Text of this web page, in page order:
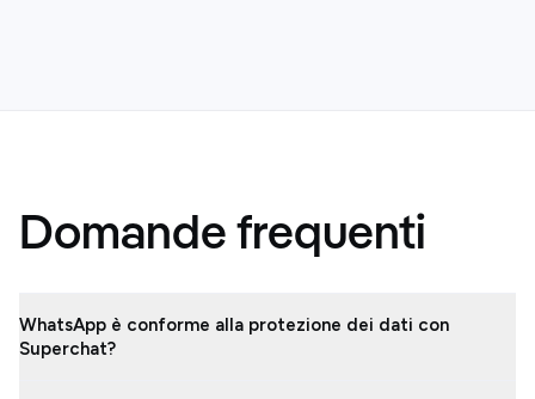
Domande frequenti
WhatsApp è conforme alla protezione dei dati con
Superchat?